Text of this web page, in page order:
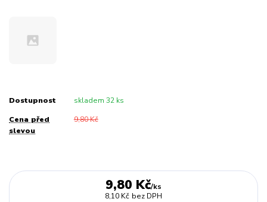
Dostupnost skladem 32 ks
Cena před
slevou
9,80 Kč
9,80 Kč/ks
8,10 Kč bez DPH